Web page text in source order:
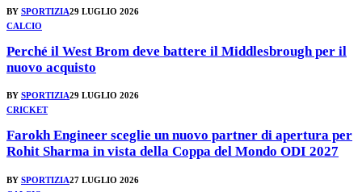
BY SPORTIZIA29 LUGLIO 2026
CALCIO
Perché il West Brom deve battere il Middlesbrough per il
nuovo acquisto
BY SPORTIZIA29 LUGLIO 2026
CRICKET
Farokh Engineer sceglie un nuovo partner di apertura per
Rohit Sharma in vista della Coppa del Mondo ODI 2027
BY SPORTIZIA27 LUGLIO 2026